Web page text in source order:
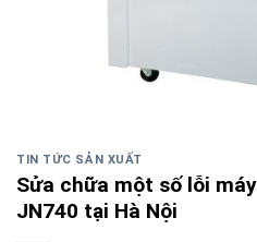
TIN TỨC SẢN XUẤT
Sửa chữa một số lỗi
JN740 tại Hà Nội